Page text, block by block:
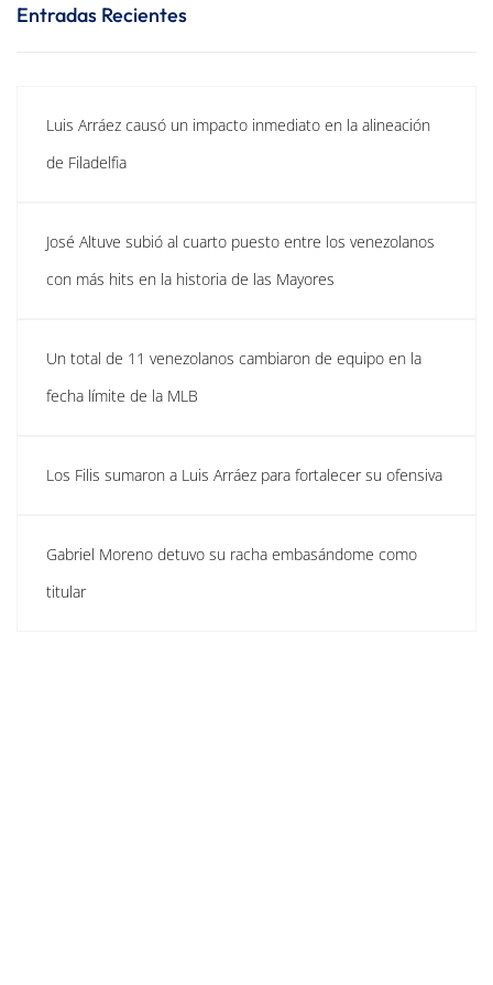
Entradas Recientes
Luis Arráez causó un impacto inmediato en la alineación
de Filadelfia
José Altuve subió al cuarto puesto entre los venezolanos
con más hits en la historia de las Mayores
Un total de 11 venezolanos cambiaron de equipo en la
fecha límite de la MLB
Los Filis sumaron a Luis Arráez para fortalecer su ofensiva
Gabriel Moreno detuvo su racha embasándome como
titular